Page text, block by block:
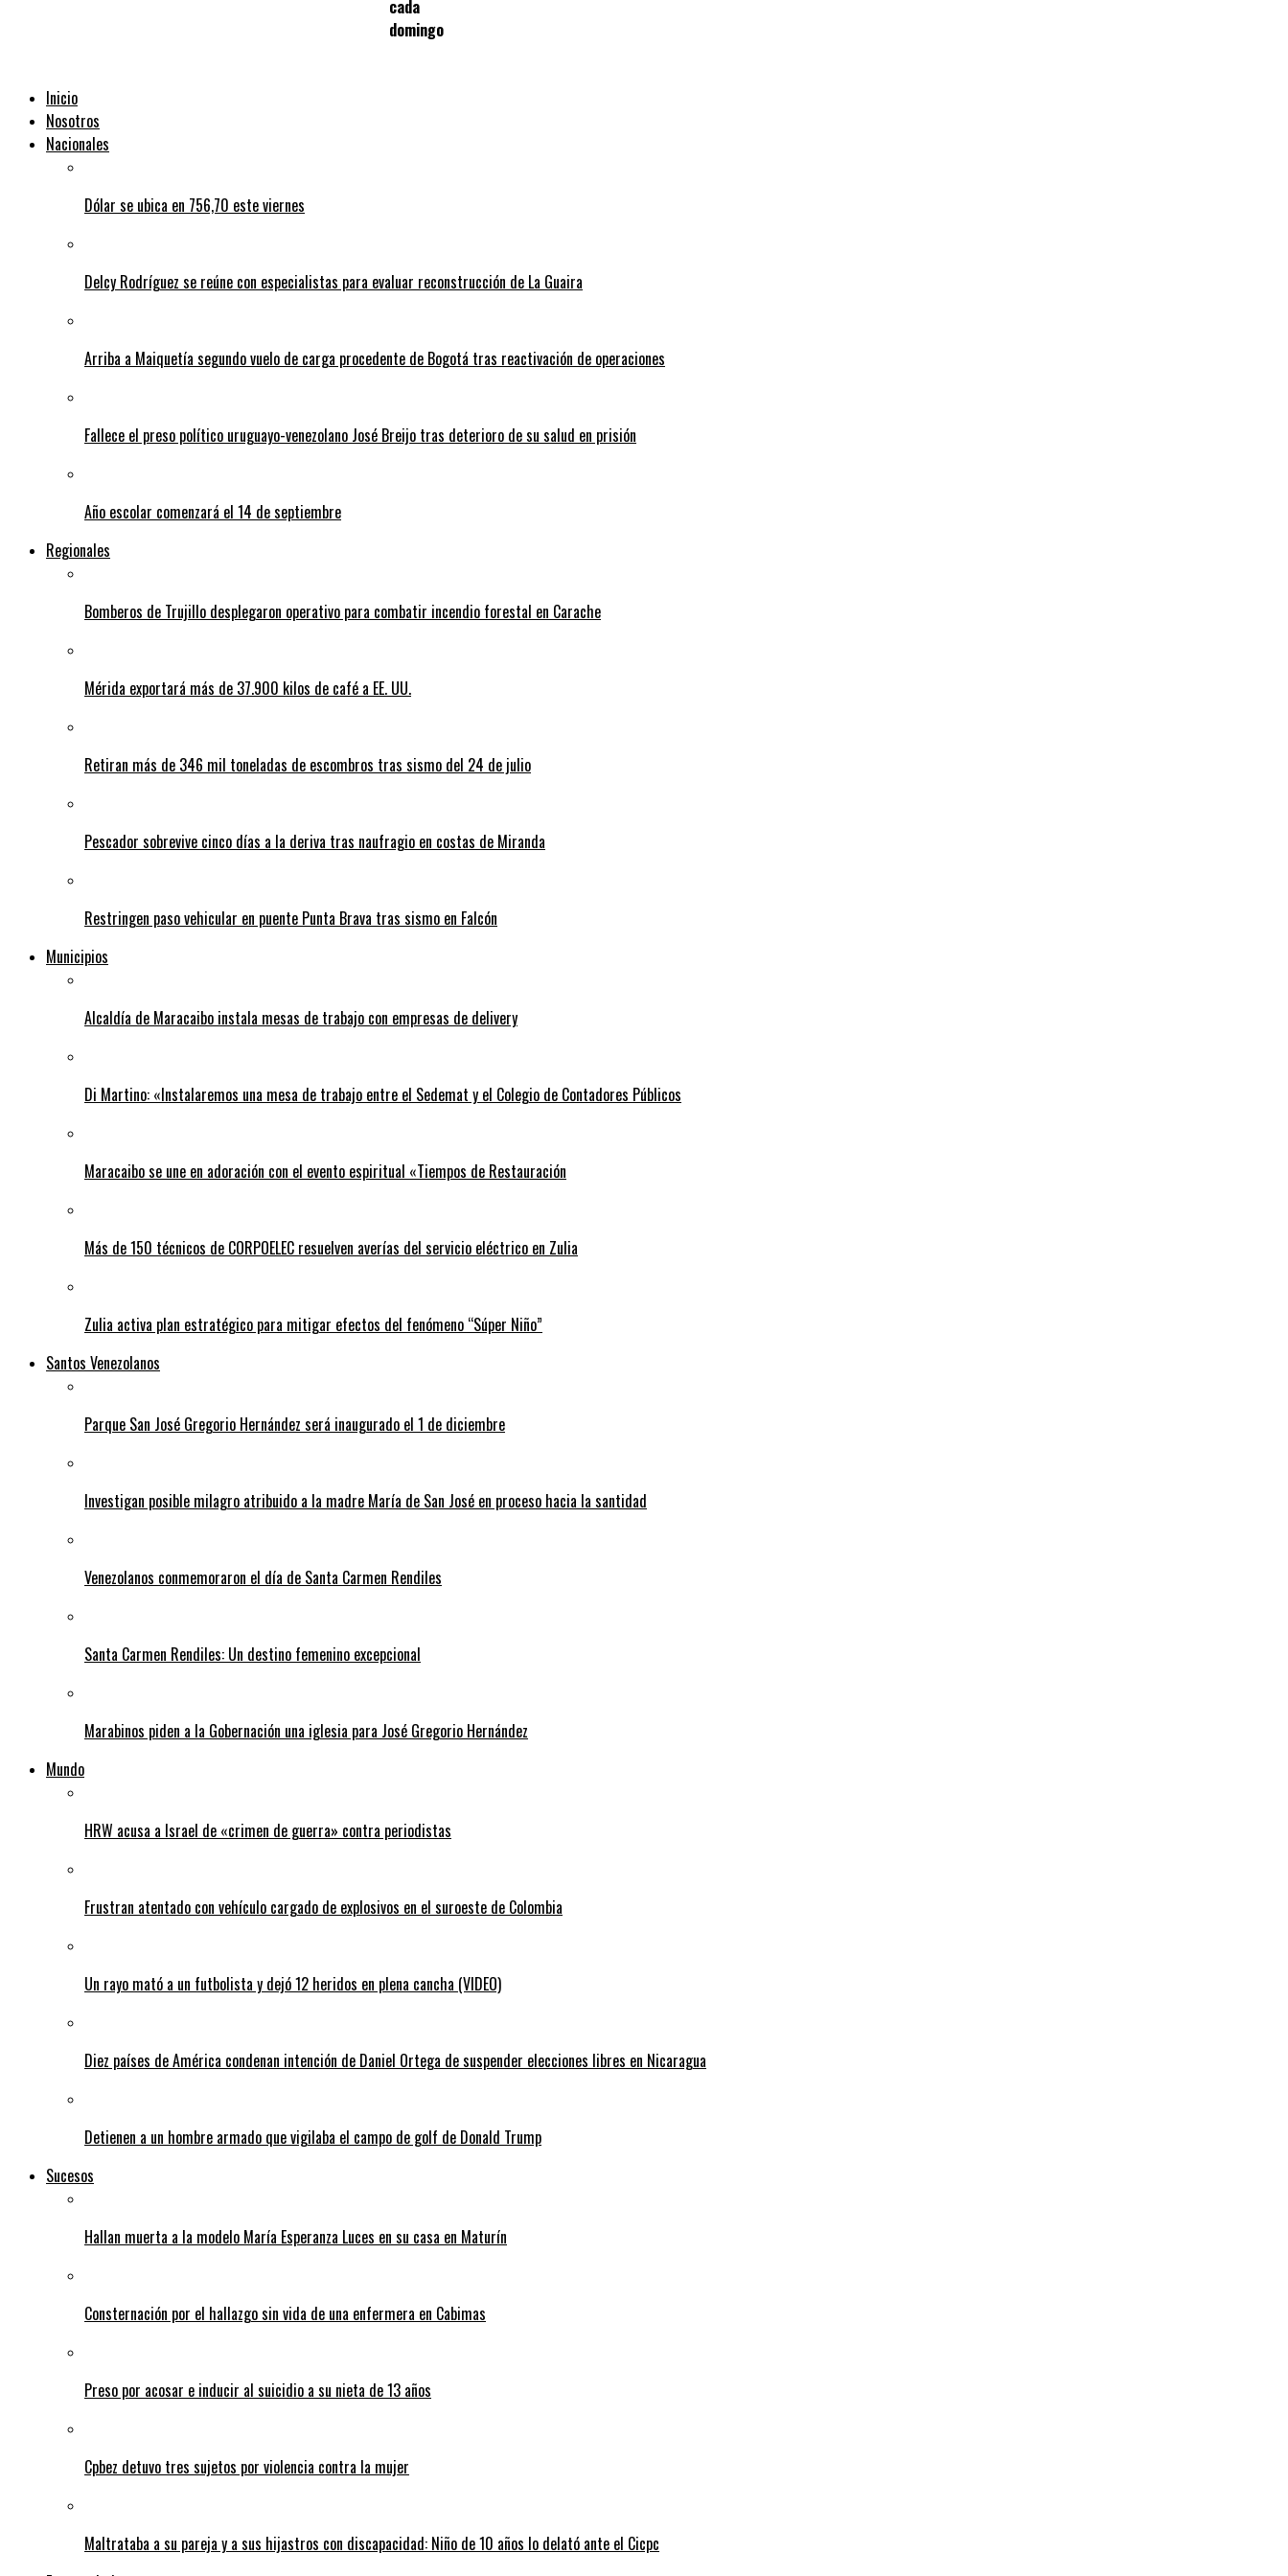
cada
domingo
Inicio
Nosotros
Nacionales
Dólar se ubica en 756,70 este viernes
Delcy Rodríguez se reúne con especialistas para evaluar reconstrucción de La Guaira
Arriba a Maiquetía segundo vuelo de carga procedente de Bogotá tras reactivación de operaciones
Fallece el preso político uruguayo-venezolano José Breijo tras deterioro de su salud en prisión
Año escolar comenzará el 14 de septiembre
Regionales
Bomberos de Trujillo desplegaron operativo para combatir incendio forestal en Carache
Mérida exportará más de 37.900 kilos de café a EE. UU.
Retiran más de 346 mil toneladas de escombros tras sismo del 24 de julio
Pescador sobrevive cinco días a la deriva tras naufragio en costas de Miranda
Restringen paso vehicular en puente Punta Brava tras sismo en Falcón
Municipios
Alcaldía de Maracaibo instala mesas de trabajo con empresas de delivery
Di Martino: «Instalaremos una mesa de trabajo entre el Sedemat y el Colegio de Contadores Públicos
Maracaibo se une en adoración con el evento espiritual «Tiempos de Restauración
Más de 150 técnicos de CORPOELEC resuelven averías del servicio eléctrico en Zulia
Zulia activa plan estratégico para mitigar efectos del fenómeno “Súper Niño”
Santos Venezolanos
Parque San José Gregorio Hernández será inaugurado el 1 de diciembre
Investigan posible milagro atribuido a la madre María de San José en proceso hacia la santidad
Venezolanos conmemoraron el día de Santa Carmen Rendiles
Santa Carmen Rendiles: Un destino femenino excepcional
Marabinos piden a la Gobernación una iglesia para José Gregorio Hernández
Mundo
HRW acusa a Israel de «crimen de guerra» contra periodistas
Frustran atentado con vehículo cargado de explosivos en el suroeste de Colombia
Un rayo mató a un futbolista y dejó 12 heridos en plena cancha (VIDEO)
Diez países de América condenan intención de Daniel Ortega de suspender elecciones libres en Nicaragua
Detienen a un hombre armado que vigilaba el campo de golf de Donald Trump
Sucesos
Hallan muerta a la modelo María Esperanza Luces en su casa en Maturín
Consternación por el hallazgo sin vida de una enfermera en Cabimas
Preso por acosar e inducir al suicidio a su nieta de 13 años
Cpbez detuvo tres sujetos por violencia contra la mujer
Maltrataba a su pareja y a sus hijastros con discapacidad: Niño de 10 años lo delató ante el Cicpc